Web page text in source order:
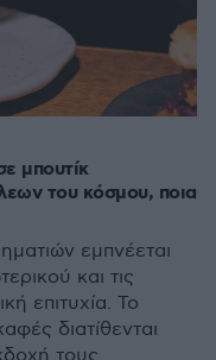
μπουτίκ
του κόσμου, ποια
εμπνέεται
και τις
επιτυχία. Το
διατίθενται